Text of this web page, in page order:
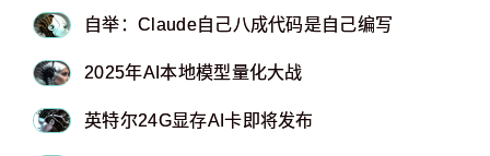
自举：Claude自己八成代码是自己编写
2025年AI本地模型量化大战
英特尔24G显存AI卡即将发布